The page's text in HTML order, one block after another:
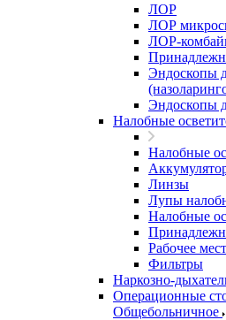
ЛОР
ЛОР
ЛОР-
Эндоскопы
Эндоскопы
Налобные
Налобные
Линзы
Лупы
Налобные
Рабочее
Фильтры
Наркозно-
Операционные
Общебольничное